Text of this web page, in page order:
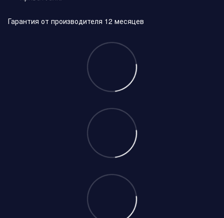
Гарантия от производителя 12 месяцев